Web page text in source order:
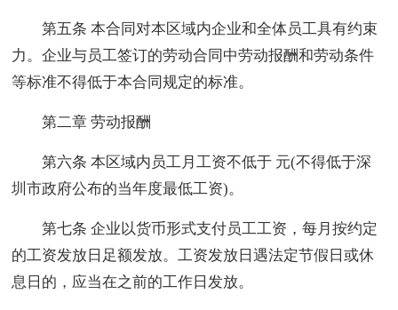
第五条 本合同对本区域内企业和全体员工具有约束
力。企业与员工签订的劳动合同中劳动报酬和劳动条件
等标准不得低于本合同规定的标准。
第二章 劳动报酬
第六条 本区域内员工月工资不低于 元(不得低于深
圳市政府公布的当年度最低工资)。
第七条 企业以货币形式支付员工工资，每月按约定
的工资发放日足额发放。工资发放日遇法定节假日或休
息日的，应当在之前的工作日发放。